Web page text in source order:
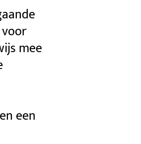
mee
een